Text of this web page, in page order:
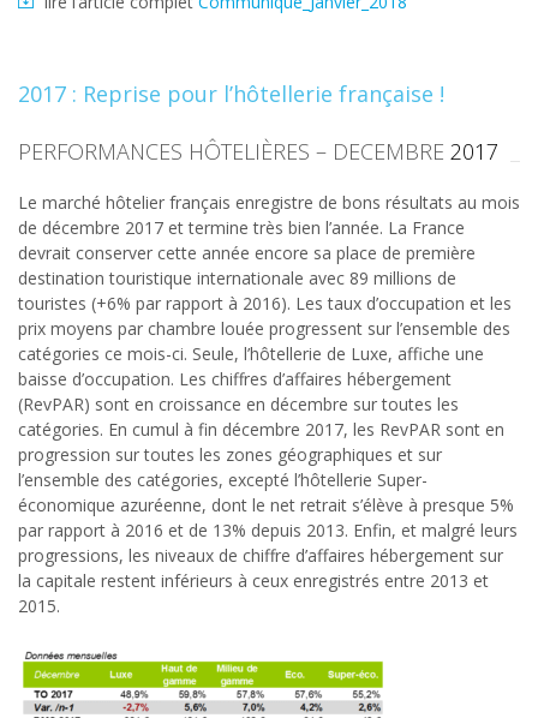
2017 : Reprise pour l’hôtellerie française !
PERFORMANCES HÔTELIÈRES – DECEMBRE 2017
Le marché hôtelier français enregistre de bons résultats au mois
de décembre 2017 et termine très bien l’année. La France
devrait conserver cette année encore sa place de première
destination touristique internationale avec 89 millions de
touristes (+6% par rapport à 2016). Les taux d’occupation et les
prix moyens par chambre louée progressent sur l’ensemble des
catégories ce mois-ci. Seule, l’hôtellerie de Luxe, affiche une
baisse d’occupation. Les chiffres d’affaires hébergement
(RevPAR) sont en croissance en décembre sur toutes les
catégories. En cumul à fin décembre 2017, les RevPAR sont en
progression sur toutes les zones géographiques et sur
l’ensemble des catégories, excepté l’hôtellerie Super-
économique azuréenne, dont le net retrait s’élève à presque 5%
par rapport à 2016 et de 13% depuis 2013. Enfin, et malgré leurs
progressions, les niveaux de chiffre d’affaires hébergement sur
la capitale restent inférieurs à ceux enregistrés entre 2013 et
2015.